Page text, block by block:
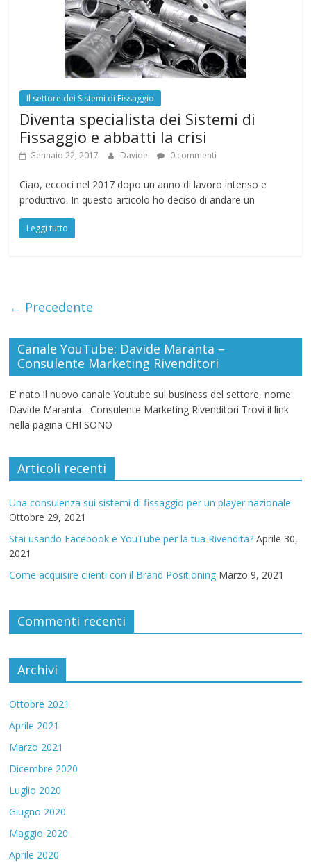
Il settore dei Sistemi di Fissaggio
Diventa specialista dei Sistemi di
Fissaggio e abbatti la crisi
Gennaio 22, 2017 Davide 0 commenti
Ciao, eccoci nel 2017 dopo un anno di lavoro intenso e
produttivo. In questo articolo ho deciso di andare un
Leggi tutto
← Precedente
Canale YouTube: Davide Maranta –
Consulente Marketing Rivenditori
E' nato il nuovo canale Youtube sul business del settore, nome:
Davide Maranta - Consulente Marketing Rivenditori Trovi il link
nella pagina CHI SONO
Articoli recenti
Una consulenza sui sistemi di fissaggio per un player nazionale
Ottobre 29, 2021
Stai usando Facebook e YouTube per la tua Rivendita? Aprile 30,
2021
Come acquisire clienti con il Brand Positioning Marzo 9, 2021
Commenti recenti
Archivi
Ottobre 2021
Aprile 2021
Marzo 2021
Dicembre 2020
Luglio 2020
Giugno 2020
Maggio 2020
Aprile 2020